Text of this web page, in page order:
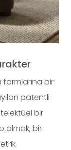
bir
patentli
bir
olmak, bir